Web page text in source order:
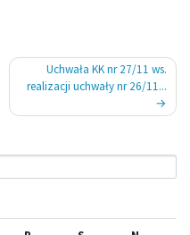
Uchwała KK nr 27/11 ws.
realizacji uchwały nr 26/11...